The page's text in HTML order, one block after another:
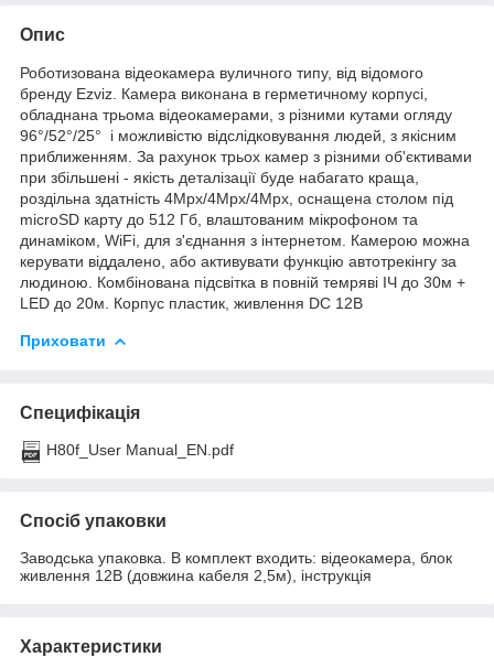
Опис
Роботизована відеокамера вуличного типу, від відомого
бренду Ezviz. Камера виконана в герметичному корпусі,
обладнана трьома відеокамерами, з різними кутами огляду
96°/52°/25° і можливістю відслідковування людей, з якісним
приближенням. За рахунок трьох камер з різними об'єктивами
при збільшені - якість деталізації буде набагато краща,
роздільна здатність 4Mpx/4Mpx/4Mpx, оснащена столом під
microSD карту до 512 Гб, влаштованим мікрофоном та
динаміком, WiFi, для з'єднання з інтернетом. Камерою можна
керувати віддалено, або активувати функцію автотрекінгу за
людиною. Комбінована підсвітка в повній темряві ІЧ до 30м +
LED до 20м. Корпус пластик, живлення DC 12В
Приховати
Специфікація
H80f_User Manual_EN.pdf
Спосіб упаковки
Заводська упаковка. В комплект входить: відеокамера, блок
живлення 12В (довжина кабеля 2,5м), інструкція
Характеристики